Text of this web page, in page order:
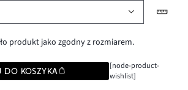
produkt jako zgodny z rozmiarem.
DO KOSZYKA
[node-product-
wishlist]